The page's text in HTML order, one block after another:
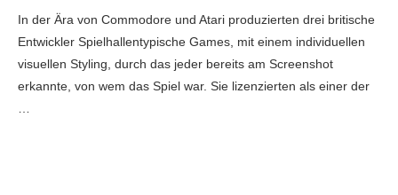
In der Ära von Commodore und Atari produzierten drei britische
Entwickler Spielhallentypische Games, mit einem individuellen
visuellen Styling, durch das jeder bereits am Screenshot
erkannte, von wem das Spiel war. Sie lizenzierten als einer der